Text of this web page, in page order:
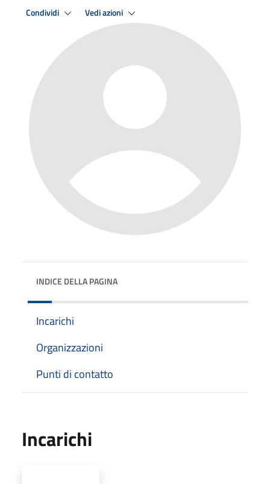
Condividi Vedi azioni
INDICE DELLA PAGINA
Incarichi
Organizzazioni
Punti di contatto
Incarichi